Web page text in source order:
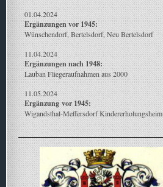
01.04.2024
Ergänzungen vor 1945:
Wünschendorf, Bertelsdorf, Neu Bertelsdorf
11.04.2024
Ergänzungen nach 1948:
Lauban Fliegeraufnahmen aus 2000
11.05.2024
Ergänzungvor 1945:
Wigandsthal-Meffersdorf Kindererholungsheim